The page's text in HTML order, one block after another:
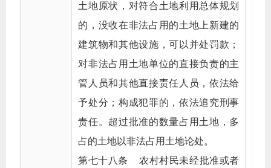
土地原状，对符合土地利用总体规划
的，没收在非法占用的土地上新建的
建筑物和其他设施，可以并处罚款；
对非法占用土地单位的直接负责的主
管人员和其他直接责任人员，依法给
予处分；构成犯罪的，依法追究刑事
责任。超过批准的数量占用土地，多
占的土地以非法占用土地论处。
第七十八条 农村村民未经批准或者